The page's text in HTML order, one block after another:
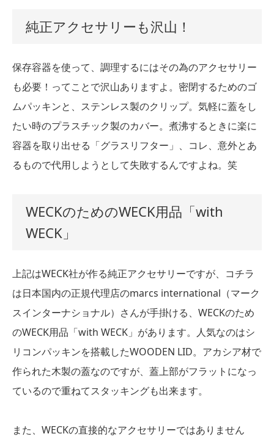
純正アクセサリーも沢山！
保存容器を使って、調理するにはその為のアクセサリー
も必要！ってことで沢山ありますよ。密閉するためのゴ
ムパッキンと、ステンレス製のクリップ。気軽に蓋をし
たい時のプラスチック製のカバー。煮沸するときに楽に
容器を取り出せる「グラスリフター」、コレ、意外とあ
るもので代用しようとして失敗するんですよね。笑
WECKのためのWECK用品「with
WECK」
上記はWECK社が作る純正アクセサリーですが、コチラ
は日本国内の正規代理店のmarcs international（マーク
スインターナショナル）さんが手掛ける、WECKのため
のWECK用品「with WECK」があります。人気なのはシ
リコンパッキンを搭載したWOODEN LID。アカシア材で
作られた木製の蓋なのですが、蓋上部がフラットになっ
ているので重ねてスタッキングも出来ます。
また、WECKの直接的なアクセサリーではありません